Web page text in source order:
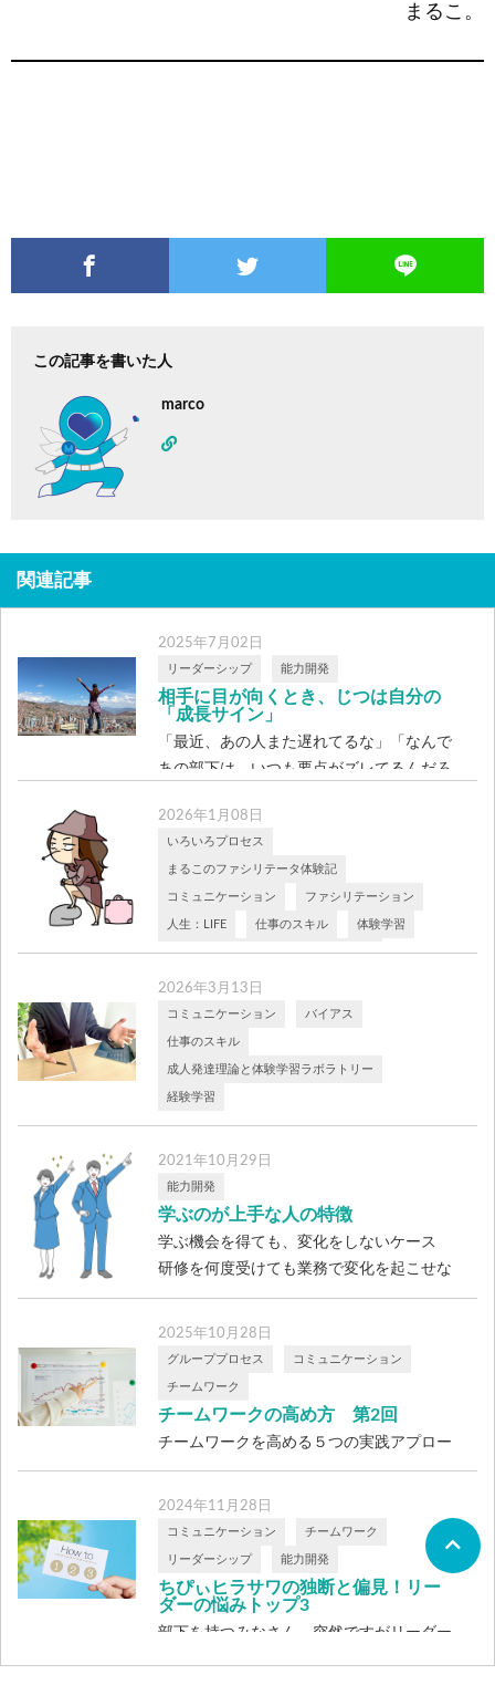
まるこ。
この記事を書いた人
marco
関連記事
2025年7月02日
リーダーシップ 能力開発
相手に目が向くとき、じつは自分の
「成長サイン」
「最近、あの人また遅れてるな」「なんで
あの部下は、いつも要点がズレてるんだろ
2026年1月08日
いろいろプロセス
まるこのファシリテータ体験記
コミュニケーション ファシリテーション
人生：LIFE 仕事のスキル 体験学習
成人発達理論と体験学習ラボラトリー
能力開発
「その質問は、学ぶためか、教える
知っているのに知らない自分（意味不明）
先日、私が開けた「パンドラの箱」http
[…]
2026年3月13日
コミュニケーション バイアス
仕事のスキル
成人発達理論と体験学習ラボラトリー
経験学習
なぜ同じ環境でも、行動が変わるの
― リーダーが知っておきたい「自己概念」
― 同じ職場、同じ上司、同じ業務内容。そ
[…]
2021年10月29日
能力開発
学ぶのが上手な人の特徴
学ぶ機会を得ても、変化をしないケース
研修を何度受けても業務で変化を起こせな
いケ […]
2025年10月28日
グループプロセス コミュニケーション
チームワーク
チームワークの高め方 第2回
チームワークを高める５つの実践アプロー
チ 〜小さな行動が、チームの空気を変え
2024年11月28日
コミュニケーション チームワーク
リーダーシップ 能力開発
ちぴぃヒラサワの独断と偏見！リー
ダーの悩みトップ3
部下を持つみなさん、突然ですがリーダー